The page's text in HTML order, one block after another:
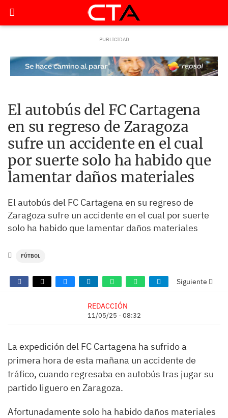
El autobús del FC Cartagena
en su regreso de Zaragoza
sufre un accidente en el cual
por suerte solo ha habido que
lamentar daños materiales
El autobús del FC Cartagena en su regreso de
Zaragoza sufre un accidente en el cual por suerte
solo ha habido que lamentar daños materiales
FÚTBOL
Siguiente
REDACCIÓN
11/05/25 - 08:32
La expedición del FC Cartagena ha sufrido a
primera hora de esta mañana un accidente de
tráfico, cuando regresaba en autobús tras jugar su
partido liguero en Zaragoza.
Afortunadamente solo ha habido daños materiales